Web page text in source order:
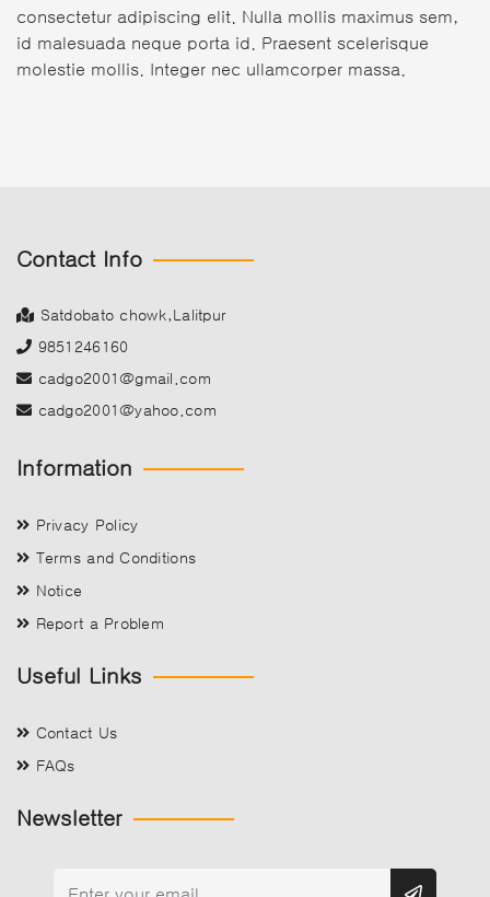
consectetur adipiscing elit. Nulla mollis maximus sem,
id malesuada neque porta id. Praesent scelerisque
molestie mollis. Integer nec ullamcorper massa.
Contact Info
Satdobato chowk,Lalitpur
9851246160
cadgo2001@gmail.com
cadgo2001@yahoo.com
Information
Privacy Policy
Terms and Conditions
Notice
Report a Problem
Useful Links
Contact Us
FAQs
Newsletter